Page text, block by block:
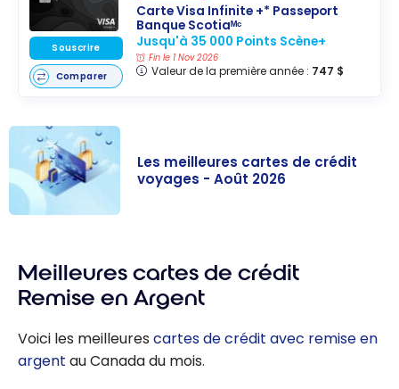
Carte Visa Infinite +* Passeport
Banque Scotiaᴹᶜ
Jusqu'à 35 000 Points Scène+
Fin le 1 Nov 2026
Valeur de la première année : 747 $
Souscrire
Comparer
crédit voyages
- Août 2026
Les meilleures cartes de crédit
voyages - Août 2026
Meilleures cartes de crédit
Remise en Argent
Voici les meilleures cartes de crédit avec remise en
argent au Canada du mois.